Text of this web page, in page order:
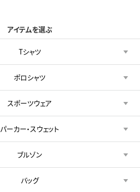
アイテムを選ぶ
Tシャツ
ポロシャツ
スポーツウェア
パーカー・スウェット
ブルゾン
バッグ